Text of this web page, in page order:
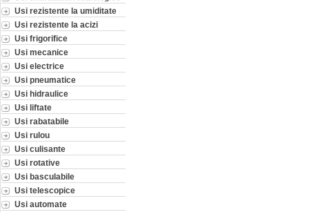
Usi rezistente la umiditate
Usi rezistente la acizi
Usi frigorifice
Usi mecanice
Usi electrice
Usi pneumatice
Usi hidraulice
Usi liftate
Usi rabatabile
Usi rulou
Usi culisante
Usi rotative
Usi basculabile
Usi telescopice
Usi automate